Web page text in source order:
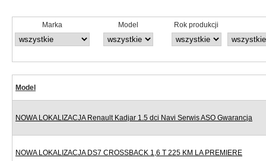
Marka Model Rok produkcji
Model
NOWA LOKALIZACJA Renault Kadjar 1.5 dci Navi Serwis ASO Gwarancja
NOWA LOKALIZACJA DS7 CROSSBACK 1,6 T 225 KM LA PREMIERE